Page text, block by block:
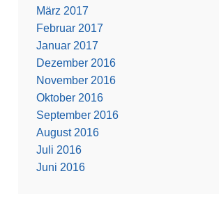
März 2017
Februar 2017
Januar 2017
Dezember 2016
November 2016
Oktober 2016
September 2016
August 2016
Juli 2016
Juni 2016